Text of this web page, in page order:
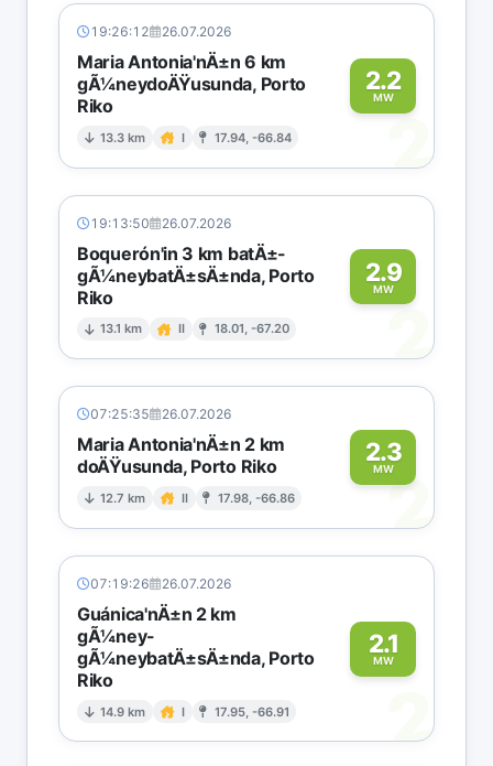
19:26:12 26.07.2026
Maria Antonia'nÄ±n 6 km
gÃ¼neydoÄŸusunda, Porto
Riko
13.3 km I 17.94, -66.84
2.2
MW
2
19:13:50 26.07.2026
Boquerón'in 3 km batÄ±-
gÃ¼neybatÄ±sÄ±nda, Porto
Riko
13.1 km II 18.01, -67.20
2.9
MW
2
07:25:35 26.07.2026
Maria Antonia'nÄ±n 2 km
doÄŸusunda, Porto Riko
12.7 km II 17.98, -66.86
2.3
MW
2
07:19:26 26.07.2026
Guánica'nÄ±n 2 km
gÃ¼ney-
gÃ¼neybatÄ±sÄ±nda, Porto
Riko
14.9 km I 17.95, -66.91
2.1
MW
2